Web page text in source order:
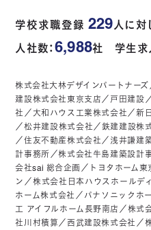
学校求職登録 229人に対
人社数： 6,988社 学生求
株式会社大林デザインパートナー
建設株式会社東京支店／戸田建設
社／大和ハウス工業株式会社／新
／松井建設株式会社／鉄建建設株
／住友不動産株式会社／浅井謙建
計事務所／株式会社牛島建築設計
会社sai 総合企画／トヨタホーム東
ン／株式会社日本ハウスホールデ
ホーム株式会社／パナソニックホ
工 アイフルホーム長野南店／株
社川村積算／西武建設株式会社／